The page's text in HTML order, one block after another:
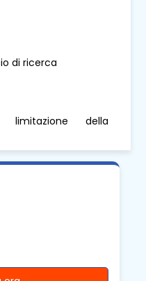
di ricerca
limitazione della